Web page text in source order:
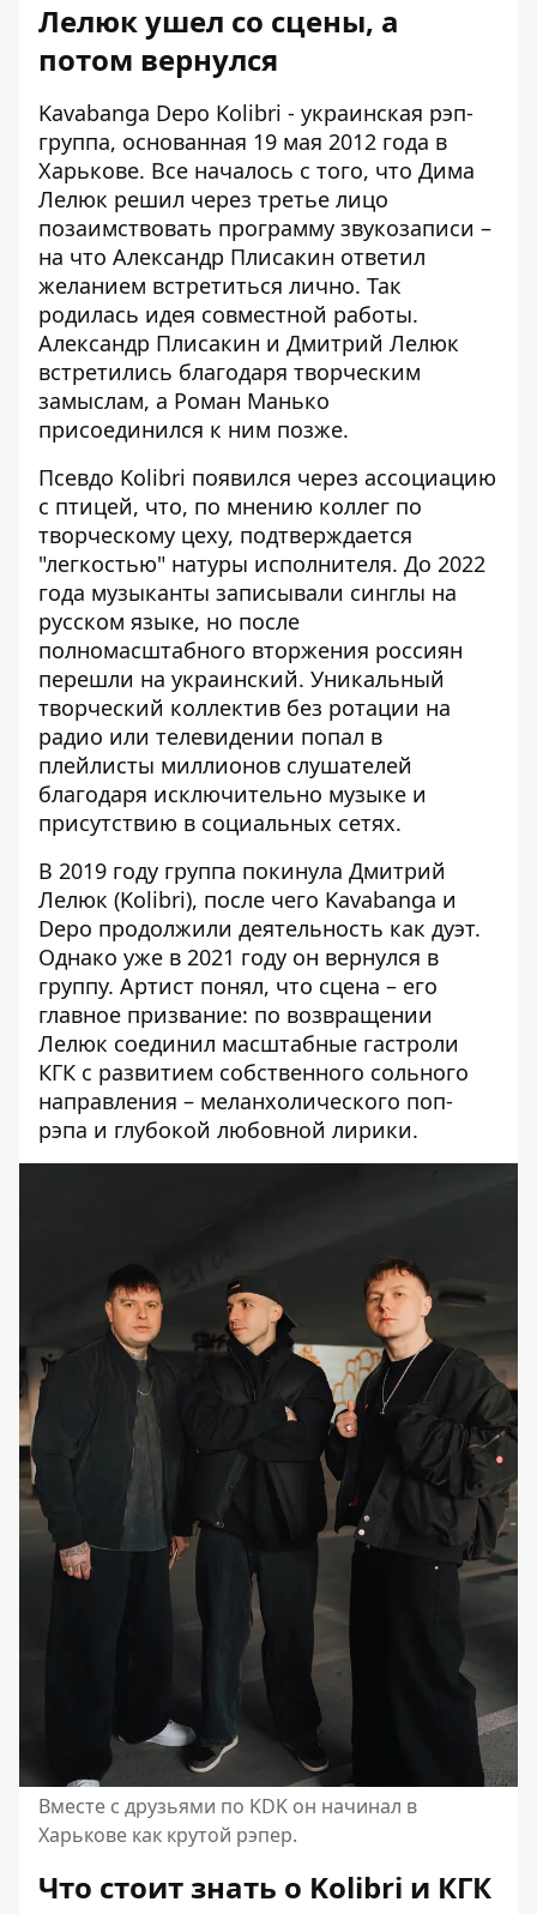
Лелюк ушел со сцены, а
потом вернулся
Kavabanga Depo Kolibri - украинская рэп-
группа, основанная 19 мая 2012 года в
Харькове. Все началось с того, что Дима
Лелюк решил через третье лицо
позаимствовать программу звукозаписи –
на что Александр Плисакин ответил
желанием встретиться лично. Так
родилась идея совместной работы.
Александр Плисакин и Дмитрий Лелюк
встретились благодаря творческим
замыслам, а Роман Манько
присоединился к ним позже.
Псевдо Kolibri появился через ассоциацию
с птицей, что, по мнению коллег по
творческому цеху, подтверждается
"легкостью" натуры исполнителя. До 2022
года музыканты записывали синглы на
русском языке, но после
полномасштабного вторжения россиян
перешли на украинский. Уникальный
творческий коллектив без ротации на
радио или телевидении попал в
плейлисты миллионов слушателей
благодаря исключительно музыке и
присутствию в социальных сетях.
В 2019 году группа покинула Дмитрий
Лелюк (Kolibri), после чего Kavabanga и
Depo продолжили деятельность как дуэт.
Однако уже в 2021 году он вернулся в
группу. Артист понял, что сцена – его
главное призвание: по возвращении
Лелюк соединил масштабные гастроли
КГК с развитием собственного сольного
направления – меланхолического поп-
рэпа и глубокой любовной лирики.
Вместе с друзьями по KDK он начинал в
Харькове как крутой рэпер.
Что стоит знать о Kolibri и КГК